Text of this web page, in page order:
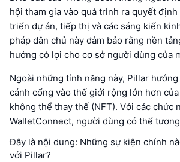
hội tham gia vào quá trình ra quyết
triển dự án, tiếp thị và các sáng kiến
pháp dân chủ này đảm bảo rằng nền
hướng có lợi cho cơ sở người dùng của
Ngoài những tính năng này, Pillar
cánh cổng vào thế giới rộng lớn hơn
không thể thay thế (NFT). Với các chức
WalletConnect, người dùng có thể
Đây là nội dung: Những sự kiện chính
với Pillar?